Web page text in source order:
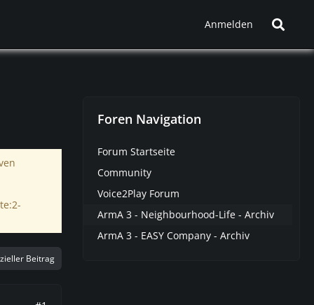
Anmelden
Beitrag
Foren Navigation
Forum Startseite
Community
Voice2Play Forum
ArmA 3 - Neighbourhood-Life - Archiv
ArmA 3 - EASY Company - Archiv